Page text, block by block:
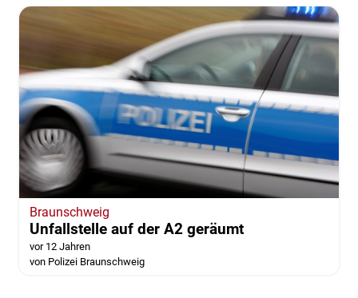
Braunschweig
Unfallstelle auf der A2 geräumt
vor 12 Jahren
von Polizei Braunschweig